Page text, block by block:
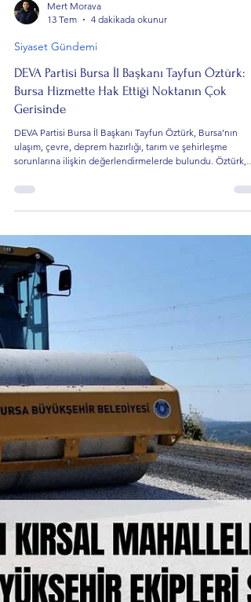
Mert Morava
13 Tem
4 dakikada okunur
DEVA Partisi Bursa İl Başkanı Tayfun Öztürk:
Bursa Hizmette Hak Ettiği Noktanın Çok
Gerisinde
DEVA Partisi Bursa İl Başkanı Tayfun Öztürk, Bursa’nın
sorunlarına ilişkin değerlendirmelerde bulundu. Öztürk,
kentin ekonomik gücüne rağmen temel hizmet
ciddi sorunlarla karşı karşıya olduğunu savunarak uzun
vadeli planlama çağrısı yaptı.